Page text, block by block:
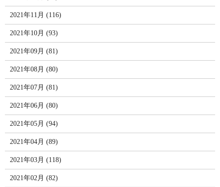
2021年11月 (116)
2021年10月 (93)
2021年09月 (81)
2021年08月 (80)
2021年07月 (81)
2021年06月 (80)
2021年05月 (94)
2021年04月 (89)
2021年03月 (118)
2021年02月 (82)